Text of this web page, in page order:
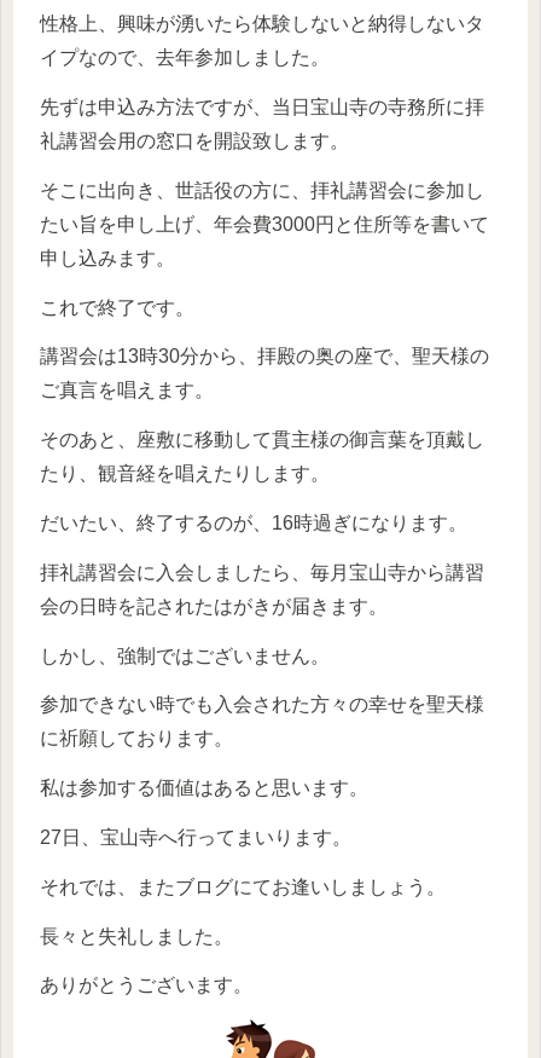
性格上、興味が湧いたら体験しないと納得しないタ
イプなので、去年参加しました。
先ずは申込み方法ですが、当日宝山寺の寺務所に拝
礼講習会用の窓口を開設致します。
そこに出向き、世話役の方に、拝礼講習会に参加し
たい旨を申し上げ、年会費3000円と住所等を書いて
申し込みます。
これで終了です。
講習会は13時30分から、拝殿の奥の座で、聖天様の
ご真言を唱えます。
そのあと、座敷に移動して貫主様の御言葉を頂戴し
たり、観音経を唱えたりします。
だいたい、終了するのが、16時過ぎになります。
拝礼講習会に入会しましたら、毎月宝山寺から講習
会の日時を記されたはがきが届きます。
しかし、強制ではございません。
参加できない時でも入会された方々の幸せを聖天様
に祈願しております。
私は参加する価値はあると思います。
27日、宝山寺へ行ってまいります。
それでは、またブログにてお逢いしましょう。
長々と失礼しました。
ありがとうございます。